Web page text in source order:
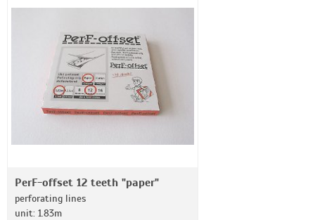
PerF-offset 12 teeth "paper"
perforating lines
unit: 1.83m